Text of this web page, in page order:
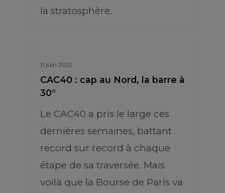
la stratosphère.
11 juin 2021
CAC40 : cap au Nord, la barre à
30°
Le CAC40 a pris le large ces
dernières semaines, battant
record sur record à chaque
étape de sa traversée. Mais
voilà que la Bourse de Paris va